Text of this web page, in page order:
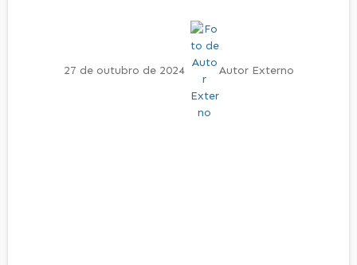
27 de outubro de 2024 Autor Externo